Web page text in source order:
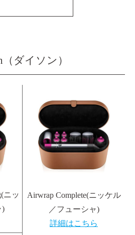
（ダイソン）
ニッ
)
Airwrap Complete(ニッケル
／フューシャ)
詳細はこちら